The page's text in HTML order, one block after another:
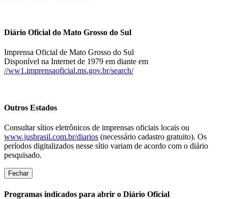
Diário Oficial do Mato Grosso do Sul
Imprensa Oficial de Mato Grosso do Sul
Disponível na Internet de 1979 em diante em
//ww1.imprensaoficial.ms.gov.br/search/
Outros Estados
Consultar sítios eletrônicos de imprensas oficiais locais ou
www.jusbrasil.com.br/diarios (necessário cadastro gratuito). Os
períodos digitalizados nesse sítio variam de acordo com o diário
pesquisado.
Fechar
Programas indicados para abrir o Diário Oficial